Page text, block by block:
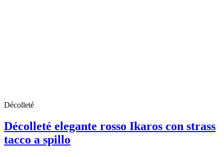
Décolleté
Décolleté elegante rosso Ikaros con strass
tacco a spillo